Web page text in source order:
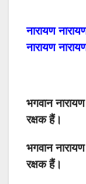
नारायण
नारायण
भगवान
रक्षक हैं।
भगवान
रक्षक हैं।